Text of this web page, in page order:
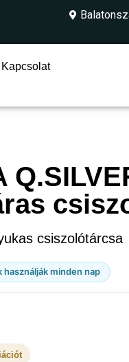
Kapcsolat
csiszolótárcsa
használják minden nap